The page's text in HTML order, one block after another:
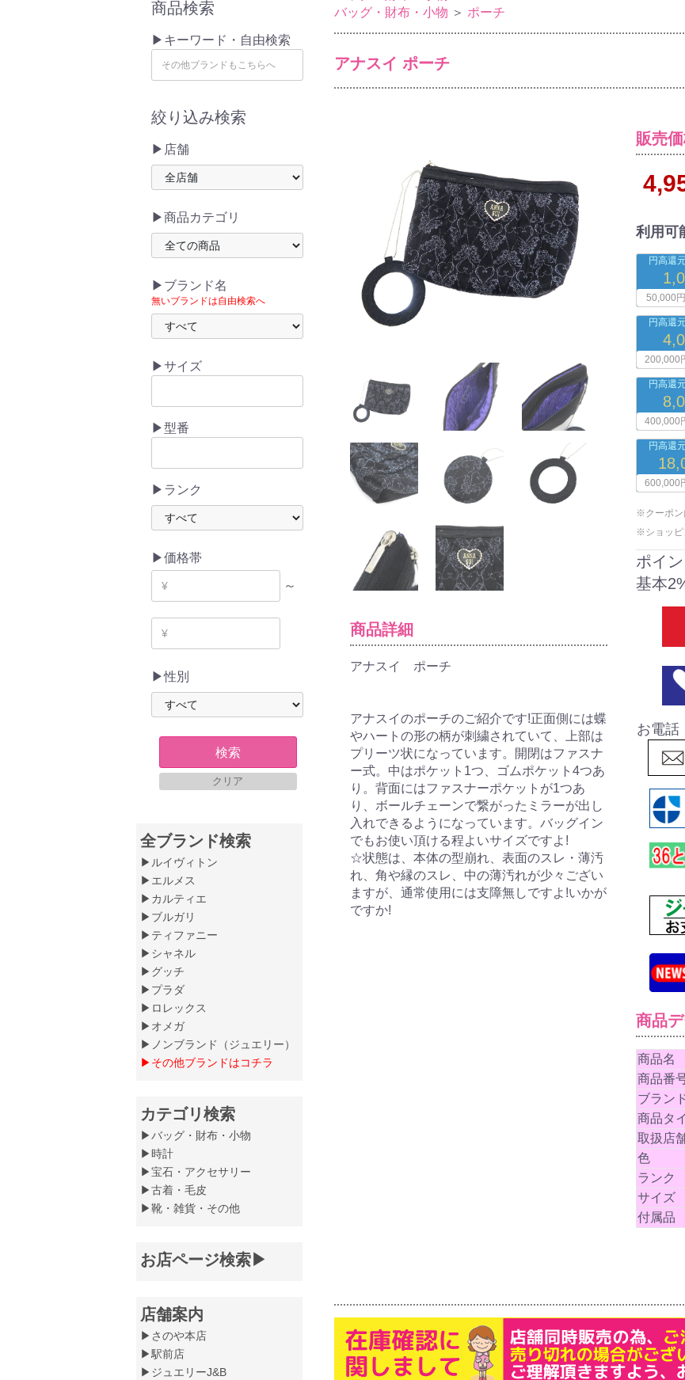
商品検索
▶キーワード・自由検索
絞り込み検索
▶店舗
▶商品カテゴリ
▶ブランド名
無いブランドは自由検索へ
▶サイズ
▶型番
▶ランク
▶価格帯
～
▶性別
検索
クリア
全ブランド検索
▶ルイヴィトン
▶エルメス
▶カルティエ
▶ブルガリ
▶ティファニー
▶シャネル
▶グッチ
▶プラダ
▶ロレックス
▶オメガ
▶ノンブランド（ジュエリー）
▶その他ブランドはコチラ
カテゴリ検索
▶バッグ・財布・小物
▶時計
▶宝石・アクセサリー
▶古着・毛皮
▶靴・雑貨・その他
お店ページ検索▶
店舗案内
▶さのや本店
▶駅前店
▶ジュエリーJ&B
バッグ・財布・小物 ＞ ポーチ
アナスイ ポーチ
商品詳細
アナスイ ポーチ
アナスイのポーチのご紹介です!正面側には蝶
やハートの形の柄が刺繍されていて、上部は
プリーツ状になっています。開閉はファスナ
ー式。中はポケット1つ、ゴムポケット4つあ
り。背面にはファスナーポケットが1つあ
り、ボールチェーンで繋がったミラーが出し
入れできるようになっています。バッグイン
でもお使い頂ける程よいサイズですよ!
☆状態は、本体の型崩れ、表面のスレ・薄汚
れ、角や縁のスレ、中の薄汚れが少々ござい
ますが、通常使用には支障無しですよ!いかが
ですか!
販売
利用可
円高還
50,000
円高還
200,000
円高還
400,000
円高還
600,000
※クーポン
※ショッピ
ポイ
基本
お電
商品
商品名
商品番
ブラン
商品タ
取扱店
色
ランク
サイズ
付属品